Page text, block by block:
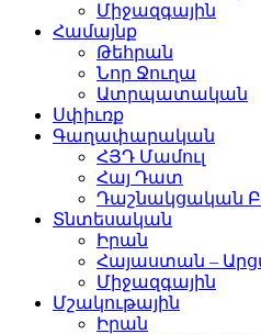
Միջազգային
Համայնք
Թեհրան
Նոր Ջուղա
Ատրպատական
Սփիւռք
Գաղափարական
ՀՅԴ Մամուլ
Հայ Դատ
Դաշնակցական
Տնտեսական
Իրան
Հայաստան –
Միջազգային
Մշակութային
Իրան